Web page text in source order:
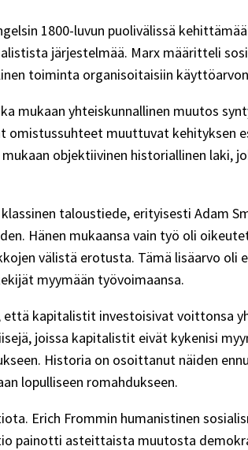
1800-luvun puolivälissä
järjestelmää. Marx määritteli
toiminta organisoitaisiin
mukaan yhteiskunnallinen muutos
muuttuvat kehityksen
objektiivinen historiallinen laki,
taloustiede, erityisesti Adam
Hänen mukaansa vain työ oli
välistä erotusta. Tämä lisäarvo
myymään työvoimaansa.
kapitalistit investoisivat voittonsa
joissa kapitalistit eivät kykenisi
Historia on osoittanut näiden
lopulliseen romahdukseen.
Erich Frommin humanistinen
painotti asteittaista muutosta